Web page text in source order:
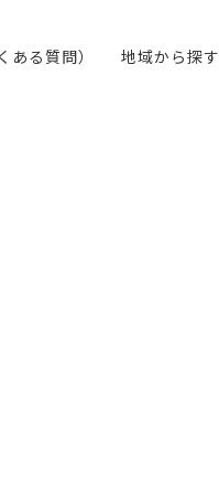
ある質問） 地域から探す